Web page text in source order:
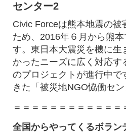
センター2
Civic Forceは熊本地震の
ため、2016年６月から熊
す。 東日本大震災を機に生
かったニーズに広く対応す
のプロジェクトが進行中
きた「 被災地NGO恊働セ
＝＝＝＝＝＝＝＝＝＝＝
全国からやってくるボラン